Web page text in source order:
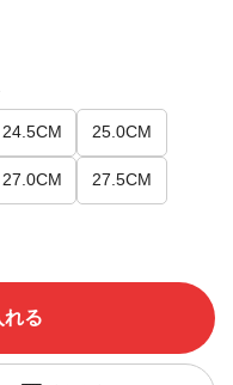
24.5CM 25.0CM
27.0CM 27.5CM